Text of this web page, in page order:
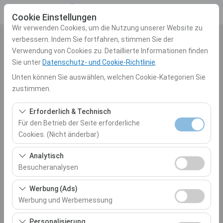
Cookie Einstellungen
Wir verwenden Cookies, um die Nutzung unserer Website zu
verbessern. Indem Sie fortfahren, stimmen Sie der
Verwendung von Cookies zu. Detaillierte Informationen finden
Sie unter Datenschutz- und Cookie-Richtlinie
Unten können Sie auswählen, welchen Cookie-Kategorien Sie
zustimmen.
Erforderlich & Technisch
Für den Betrieb der Seite erforderliche
Cookies. (Nicht änderbar)
Diese Cookies sind für das ordnungsgemäße
Funktionieren der Website, die Sicherheit, die
Sitzungsverwaltung und grundlegende Funktionen
erforderlich. Sie können nicht deaktiviert werden.
Analytisch
Besucheranalysen
Diese Cookies ermöglichen es uns, zu analysieren, wie
unsere Website genutzt wird (Besucherzahl,
meistbesuchte Seiten, Nutzerverhalten). Diese Daten
werden verwendet, um die Leistung der Website zu
Werbung (Ads)
Werbung und Werbemessung
Diese Cookies ermöglichen es uns, Ihnen auf Ihre
Abholstation
Auswählen
Eine andere Rückgabestation auswählen
Abholdatum & Zeit
Rückgabedatum & Zeit
10:00
Autos Auflisten